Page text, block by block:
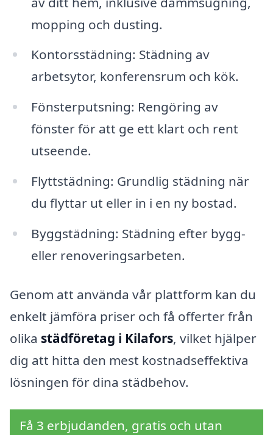
mopping och dusting.
Kontorsstädning: Städning av
arbetsytor, konferensrum och kök.
Fönsterputsning: Rengöring av
fönster för att ge ett klart och rent
utseende.
Flyttstädning: Grundlig städning när
du flyttar ut eller in i en ny bostad.
Byggstädning: Städning efter bygg-
eller renoveringsarbeten.
Genom att använda vår plattform kan du
enkelt jämföra priser och få offerter från
olika städföretag i Kilafors, vilket hjälper
dig att hitta den mest kostnadseffektiva
lösningen för dina städbehov.
Få 3 erbjudanden, gratis och utan